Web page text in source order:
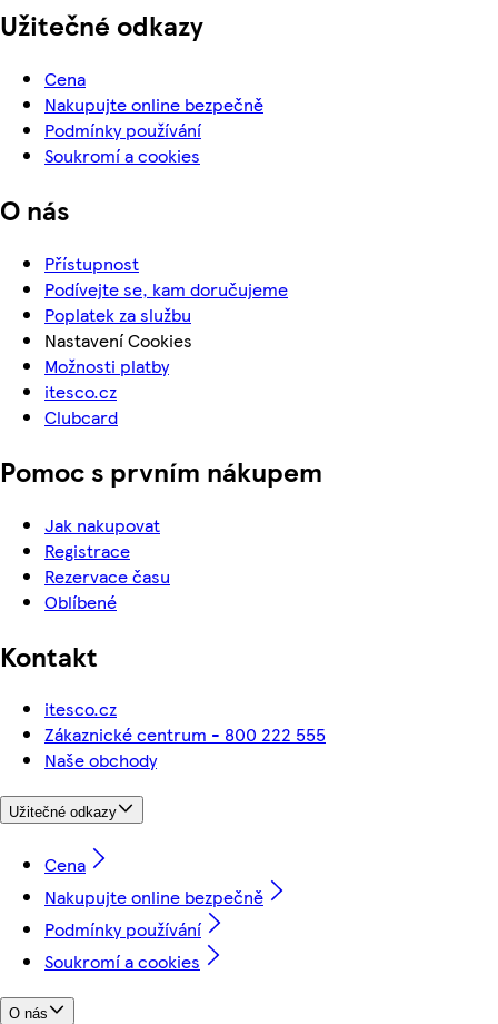
Užitečné odkazy
Cena
Nakupujte online bezpečně
Podmínky používání
Soukromí a cookies
O nás
Přístupnost
Podívejte se, kam doručujeme
Poplatek za službu
Nastavení Cookies
Možnosti platby
itesco.cz
Clubcard
Pomoc s prvním nákupem
Jak nakupovat
Registrace
Rezervace času
Oblíbené
Kontakt
itesco.cz
Zákaznické centrum - 800 222 555
Naše obchody
Užitečné odkazy
Cena
Nakupujte online bezpečně
Podmínky používání
Soukromí a cookies
O nás